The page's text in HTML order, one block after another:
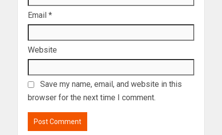
Email *
Website
Save my name, email, and website in this
browser for the next time I comment.